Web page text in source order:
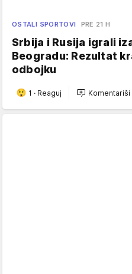
OSTALI SPORTOVI PRE 21 H
Srbija i Rusija igrali
Beogradu: Rezultat
odbojku
1 · Reaguj Komentariši